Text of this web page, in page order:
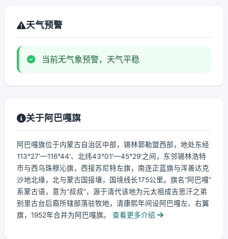
天气预警
当前无气象预警，天气平稳
关于阿巴嘎旗
阿巴嘎旗位于内蒙古自治区中部，锡林郭勒盟西部，地处东经
113°27′—116°44′、北纬43°01′—45°29′之间，东邻锡林浩特
市与西乌珠穆沁旗，西接苏尼特左旗，南连正蓝旗与浑善达克
沙地北缘，北与蒙古国接壤，国境线长175公里。旗名“阿巴嘎”
系蒙古语，意为“叔叔”，源于清代该地为元太祖成吉思汗之弟
别里古台后裔所辖部落驻牧地，清康熙年间设阿巴嘎左、右翼
旗，1952年合并为阿巴嘎旗。
查看更多介绍